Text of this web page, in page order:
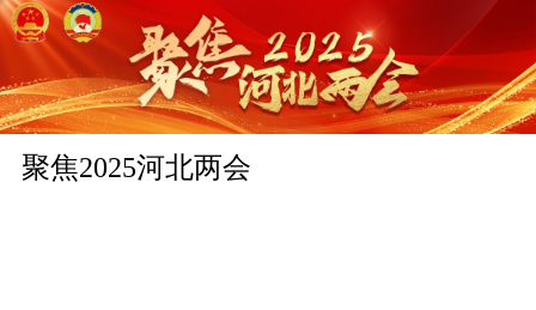
聚焦2025河北两会